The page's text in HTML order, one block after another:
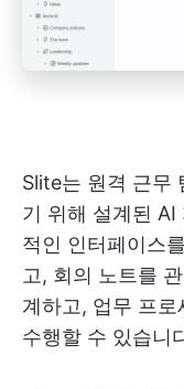
Slite는 원격 근무
기 위해 설계된
적인 인터페이스
고, 회의 노트를
계하고, 업무 프
수행할 수 있습니